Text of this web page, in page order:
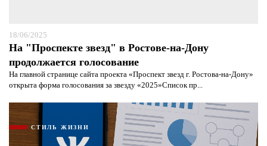
18/06/2025
На "Проспекте звезд" в Ростове-на-Дону
продолжается голосование
На главной странице сайта проекта «Проспект звезд г. Ростова-на-Дону»
открыта форма голосования за звезду «2025»Список пр...
СТИЛЬ ЖИЗНИ